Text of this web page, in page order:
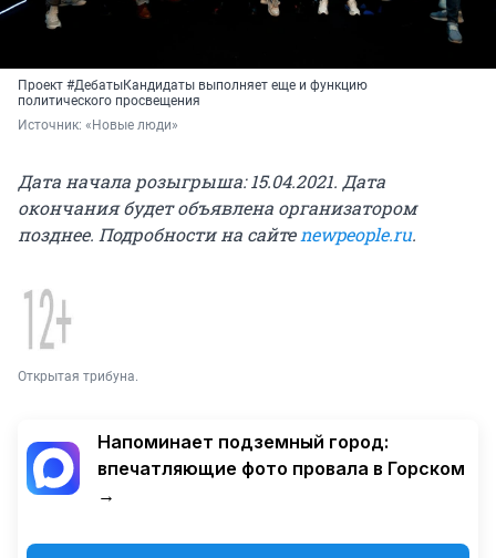
Проект #ДебатыКандидаты выполняет еще и функцию
политического просвещения
Источник: «Новые люди»
Дата начала розыгрыша: 15.04.2021. Дата
окончания будет объявлена организатором
позднее. Подробности на сайте newpeople.ru.
Открытая трибуна.
Напоминает подземный город:
впечатляющие фото провала в Горском
→